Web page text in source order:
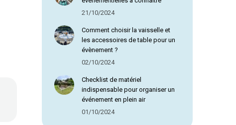
21/10/2024
Comment choisir la vaisselle et
les accessoires de table pour un
évènement ?
02/10/2024
Checklist de matériel
indispensable pour organiser un
événement en plein air
01/10/2024